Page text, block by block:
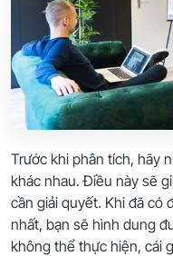
Trước khi phân tích, hãy
khác nhau. Điều này sẽ
cần giải quyết. Khi đã có
nhất, bạn sẽ hình dung
không thể thực hiện, cái